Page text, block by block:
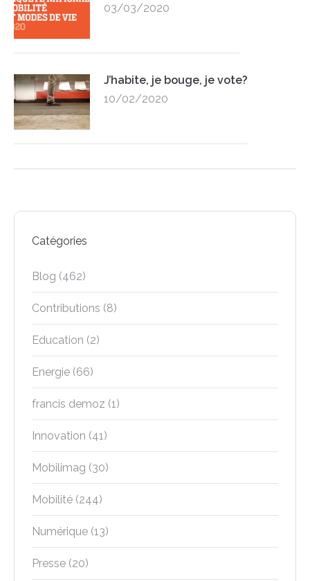
03/03/2020
J’habite, je bouge, je vote?
10/02/2020
Catégories
Blog (462)
Contributions (8)
Education (2)
Energie (66)
francis demoz (1)
Innovation (41)
Mobilimag (30)
Mobilité (244)
Numérique (13)
Presse (20)